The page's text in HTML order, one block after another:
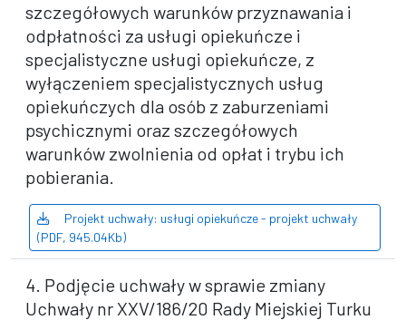
szczegółowych warunków przyznawania i
odpłatności za usługi opiekuńcze i
specjalistyczne usługi opiekuńcze, z
wyłączeniem specjalistycznych usług
opiekuńczych dla osób z zaburzeniami
psychicznymi oraz szczegółowych
warunków zwolnienia od opłat i trybu ich
pobierania.
Projekt uchwały: usługi opiekuńcze - projekt uchwały
(PDF, 945.04Kb)
4. Podjęcie uchwały w sprawie zmiany
Uchwały nr XXV/186/20 Rady Miejskiej Turku